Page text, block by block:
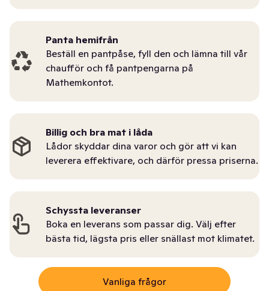
Panta hemifrån
Beställ en pantpåse, fyll den och lämna till vår
chaufför och få pantpengarna på
Mathemkontot.
Billig och bra mat i låda
Lådor skyddar dina varor och gör att vi kan
leverera effektivare, och därför pressa priserna.
Schyssta leveranser
Boka en leverans som passar dig. Välj efter
bästa tid, lägsta pris eller snällast mot klimatet.
Vanliga frågor